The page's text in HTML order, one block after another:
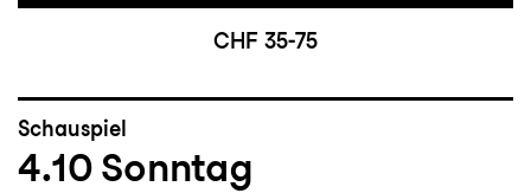
CHF 35-75
Schauspiel
4.10 Sonntag